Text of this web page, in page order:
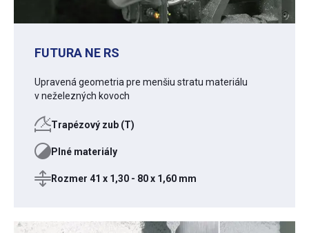
FUTURA NE RS
Upravená geometria pre menšiu stratu materiálu
v neželezných kovoch
Trapézový zub (T)
Plné materiály
Rozmer 41 x 1,30 - 80 x 1,60 mm